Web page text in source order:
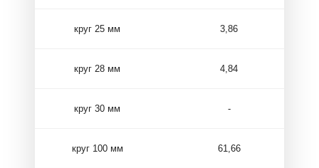
круг 25 мм 3,86
круг 28 мм 4,84
круг 30 мм -
круг 100 мм 61,66